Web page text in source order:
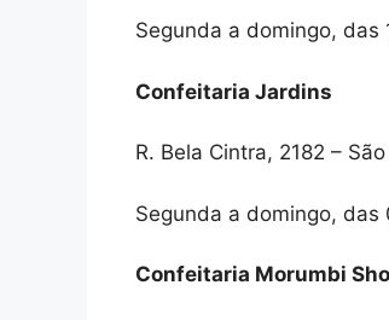
Segunda a domingo, das
Confeitaria Jardins
R. Bela Cintra, 2182 –
Segunda a domingo, das
Confeitaria Morumbi